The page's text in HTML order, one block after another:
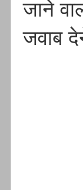
जाने
जवाब